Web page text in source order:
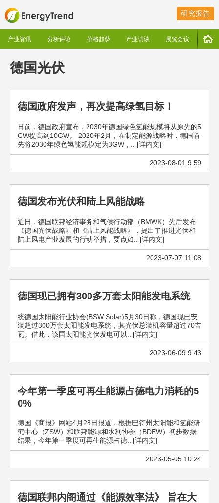
研究报告
产业资讯 分析评论 价格趋势 产业访谈 展览会议
德国光伏
德国政府发声，再次提高绿氢目标！
日前，德国政府宣布，2030年德国绿色氢能规模将从原先的5
GW提高到10GW。 2020年2月，在制定能源战略时，德国首
先将2030年绿色氢能规模定为3GW，.. [详内文]
2023-08-01 9:59
德国发布光伏和陆上风能战略
近日，德国联邦经济事务和气候行动部（BMWK）先后发布
《德国光伏战略》和《陆上风能战略》，提出了推进光伏和
陆上风电产业发展的行动举措，要点如.. [详内文]
2023-07-07 11:08
德国现已拥有300多万套太阳能发电系统
统德国太阳能行业协会(BSW Solar)5月30日称，德国现已安
装超过300万套太阳能发电系统，其光伏总装机容量超过70吉
瓦。借此，该国太阳能光伏发电可以.. [详内文]
2023-06-09 9:43
今年第一季度可再生能源占德电力消耗的5
0%
德国《商报》网站4月28日报道，根据巴符州太阳能和氢能研
究中心（ZSW）和联邦能源和水利协会（BDEW）初步数据
结果，今年第一季度可再生能源占德.. [详内文]
2023-05-05 10:24
德国联邦内阁通过《能源效率法》 旨在大